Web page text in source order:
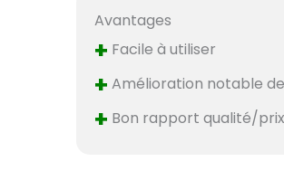
Avantages
+ Facile à utiliser
+ Amélioration notable
+ Bon rapport qualité/prix